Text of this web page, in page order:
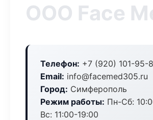
ООО Face
Телефон: +7 (920) 101-95-
Email: info@facemed305.ru
Город: Симферополь
Режим работы: Пн-Сб:
Вс: 11:00-19:00